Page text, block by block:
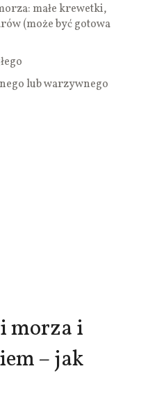
małe krewetki,
(może być gotowa
lub warzywnego
morza i
– jak